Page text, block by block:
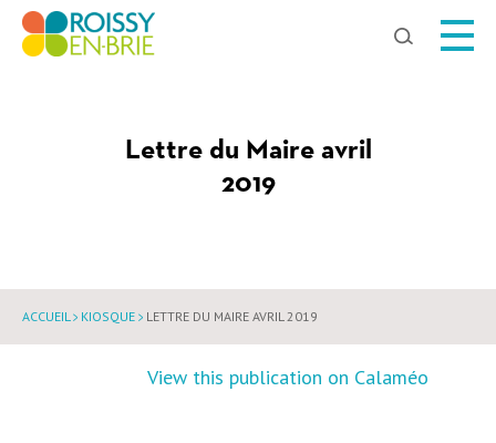
Chercher
Lettre du Maire avril
2019
ACCUEIL KIOSQUE LETTRE DU MAIRE AVRIL 2019
View this publication on Calaméo